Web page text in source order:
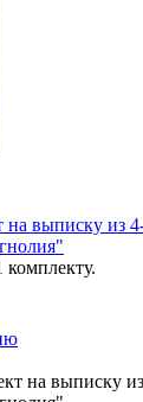
выписку из
комплекту.